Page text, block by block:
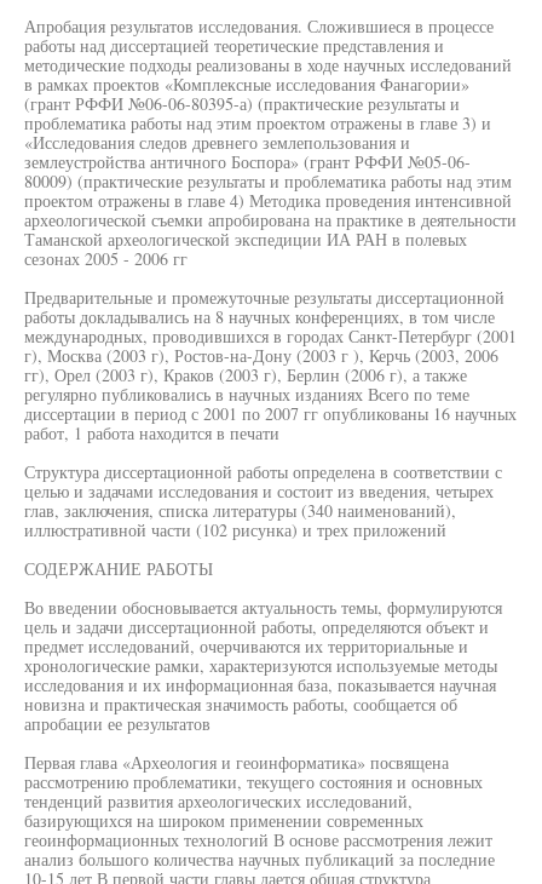
Апробация результатов исследования. Сложившиеся в процессе
работы над диссертацией теоретические представления и
методические подходы реализованы в ходе научных исследований
в рамках проектов «Комплексные исследования Фанагории»
(грант РФФИ №06-06-80395-а) (практические результаты и
проблематика работы над этим проектом отражены в главе 3) и
«Исследования следов древнего землепользования и
землеустройства античного Боспора» (грант РФФИ №05-06-
80009) (практические результаты и проблематика работы над этим
проектом отражены в главе 4) Методика проведения интенсивной
археологической съемки апробирована на практике в деятельности
Таманской археологической экспедиции ИА РАН в полевых
сезонах 2005 - 2006 гг
Предварительные и промежуточные результаты диссертационной
работы докладывались на 8 научных конференциях, в том числе
международных, проводившихся в городах Санкт-Петербург (2001
г), Москва (2003 г), Ростов-на-Дону (2003 г ), Керчь (2003, 2006
гг), Орел (2003 г), Краков (2003 г), Берлин (2006 г), а также
регулярно публиковались в научных изданиях Всего по теме
диссертации в период с 2001 по 2007 гг опубликованы 16 научных
работ, 1 работа находится в печати
Структура диссертационной работы определена в соответствии с
целью и задачами исследования и состоит из введения, четырех
глав, заключения, списка литературы (340 наименований),
иллюстративной части (102 рисунка) и трех приложений
СОДЕРЖАНИЕ РАБОТЫ
Во введении обосновывается актуальность темы, формулируются
цель и задачи диссертационной работы, определяются объект и
предмет исследований, очерчиваются их территориальные и
хронологические рамки, характеризуются используемые методы
исследования и их информационная база, показывается научная
новизна и практическая значимость работы, сообщается об
апробации ее результатов
Первая глава «Археология и геоинформатика» посвящена
рассмотрению проблематики, текущего состояния и основных
тенденций развития археологических исследований,
базирующихся на широком применении современных
геоинформационных технологий В основе рассмотрения лежит
анализ большого количества научных публикаций за последние
10-15 лет В первой части главы дается общая структура